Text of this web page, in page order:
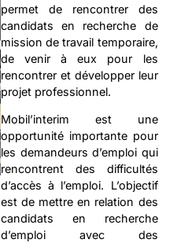
permet de rencontrer des
candidats en recherche de
mission de travail temporaire,
de venir à eux pour les
rencontrer et développer leur
projet professionnel.
Mobil’interim est une
opportunité importante pour
les demandeurs d’emploi qui
rencontrent des difficultés
d’accès à l’emploi. L’objectif
est de mettre en relation des
candidats en recherche
d’emploi avec des